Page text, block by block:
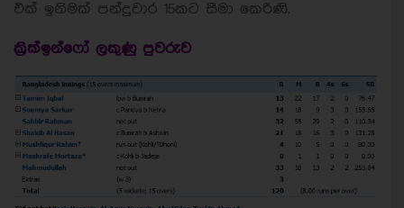
එක් ඉනිමක් පන්දුවාර 15කට සීමා කෙරිණි.
ක්‍රික්ඉන්ෆෝ ලකුණු පුවරුව